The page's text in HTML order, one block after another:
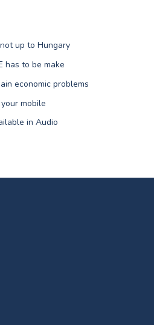
up to Hungary
has to be make
economic problems
mobile
in Audio